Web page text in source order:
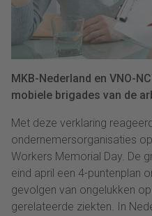
MKB-Nederland en VNO-
mobiele brigades van de
Met deze verklaring
ondernemersorganisaties
Workers Memorial Day. De
eind april een 4-puntenplan
gevolgen van ongelukken
gerelateerde ziekten. In